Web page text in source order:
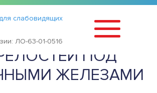
слабовидящих
ЛО-63-01-0516И ЛЕЧЕНИЕ
ПОД
ЖЕЛЕЗАМИ